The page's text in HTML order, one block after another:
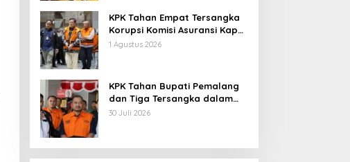
KPK Tahan Empat Tersangka
Korupsi Komisi Asuransi Kapal
PT Pelni
1 Agustus 2026
KPK Tahan Bupati Pemalang
dan Tiga Tersangka dalam
Kasus Dugaan Pemerasan
30 Juli 2026